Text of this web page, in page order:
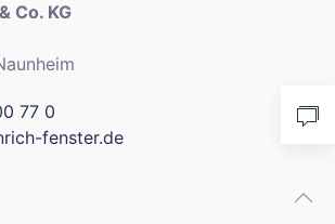
Co. KG
77 0
fenster.de